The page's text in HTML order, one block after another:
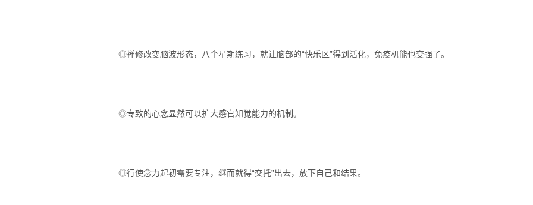
◎禅修改变脑波形态，八个星期练习，就让脑部的“快乐区”得到活化，免疫机能也变强了。
◎专致的心念显然可以扩大感官知觉能力的机制。
◎行使念力起初需要专注，继而就得“交托”出去，放下自己和结果。